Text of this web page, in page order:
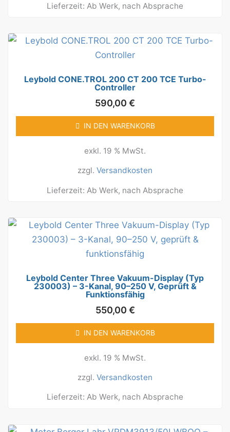
Lieferzeit: Ab Werk, nach Absprache
Leybold CONE.TROL 200 CT 200 TCE Turbo-
Controller
590,00 €
IN DEN WARENKORB
exkl. 19 % MwSt.
zzgl. Versandkosten
Lieferzeit: Ab Werk, nach Absprache
Leybold Center Three Vakuum-Display (Typ
230003) – 3-Kanal, 90–250 V, Geprüft &
Funktionsfähig
550,00 €
IN DEN WARENKORB
exkl. 19 % MwSt.
zzgl. Versandkosten
Lieferzeit: Ab Werk, nach Absprache